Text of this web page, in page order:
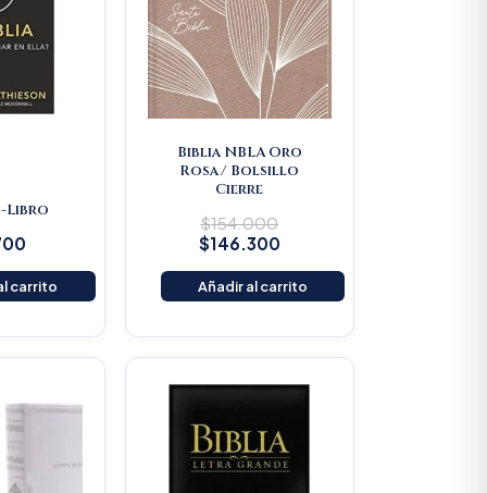
Libro
carrito
Biblia NBLA Oro
Rosa/ Bolsillo
Cierre
$154.000
$146.300
Añadir al carrito